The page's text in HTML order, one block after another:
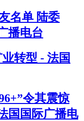
名单 陆委
播电台
转型 - 法国
令其震惊
国国际广播电